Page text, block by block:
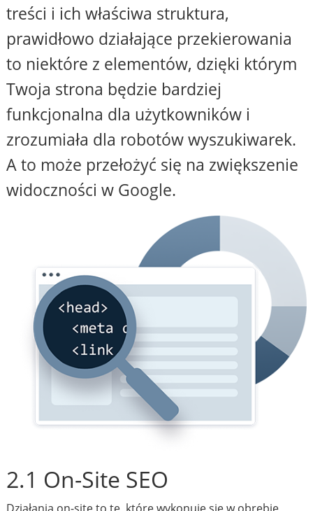
treści i ich właściwa struktura,
prawidłowo działające przekierowania
to niektóre z elementów, dzięki którym
Twoja strona będzie bardziej
funkcjonalna dla użytkowników i
zrozumiała dla robotów wyszukiwarek.
A to może przełożyć się na zwiększenie
widoczności w Google.
2.1 On-Site SEO
Działania on-site to te, które wykonuje się w obrębie